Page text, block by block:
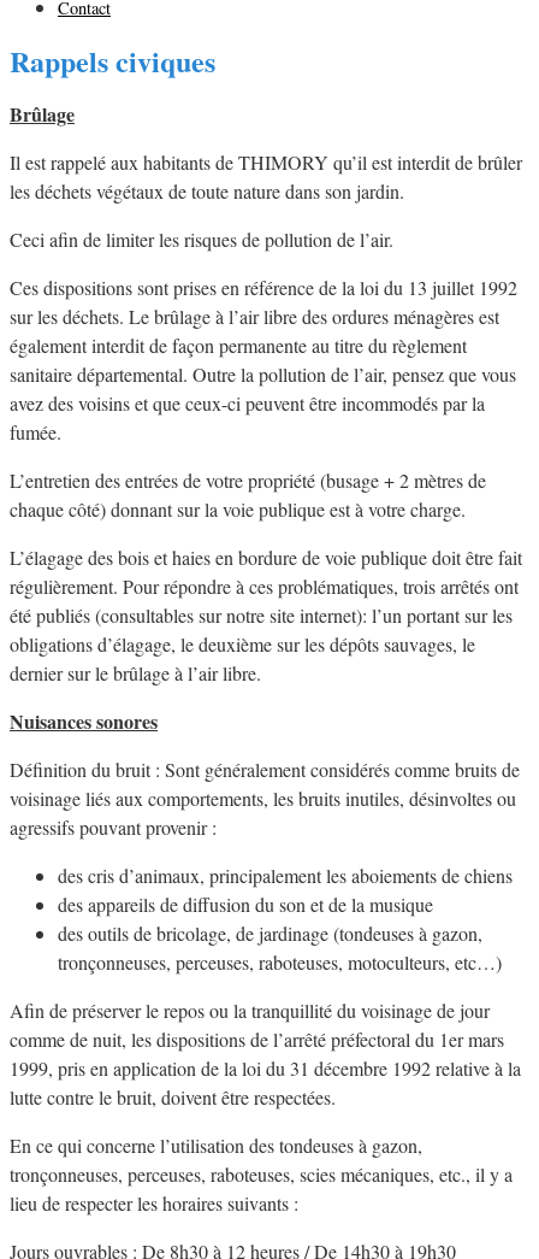
Contact
Rappels civiques
Brûlage
Il est rappelé aux habitants de THIMORY qu’il est interdit de brûler
les déchets végétaux de toute nature dans son jardin.
Ceci afin de limiter les risques de pollution de l’air.
Ces dispositions sont prises en référence de la loi du 13 juillet 1992
sur les déchets. Le brûlage à l’air libre des ordures ménagères est
également interdit de façon permanente au titre du règlement
sanitaire départemental. Outre la pollution de l’air, pensez que vous
avez des voisins et que ceux-ci peuvent être incommodés par la
fumée.
L’entretien des entrées de votre propriété (busage + 2 mètres de
chaque côté) donnant sur la voie publique est à votre charge.
L’élagage des bois et haies en bordure de voie publique doit être fait
régulièrement. Pour répondre à ces problématiques, trois arrêtés ont
été publiés (consultables sur notre site internet): l’un portant sur les
obligations d’élagage, le deuxième sur les dépôts sauvages, le
dernier sur le brûlage à l’air libre.
Nuisances sonores
Définition du bruit : Sont généralement considérés comme bruits de
voisinage liés aux comportements, les bruits inutiles, désinvoltes ou
agressifs pouvant provenir :
des cris d’animaux, principalement les aboiements de chiens
des appareils de diffusion du son et de la musique
des outils de bricolage, de jardinage (tondeuses à gazon,
tronçonneuses, perceuses, raboteuses, motoculteurs, etc…)
Afin de préserver le repos ou la tranquillité du voisinage de jour
comme de nuit, les dispositions de l’arrêté préfectoral du 1er mars
1999, pris en application de la loi du 31 décembre 1992 relative à la
lutte contre le bruit, doivent être respectées.
En ce qui concerne l’utilisation des tondeuses à gazon,
tronçonneuses, perceuses, raboteuses, scies mécaniques, etc., il y a
lieu de respecter les horaires suivants :
Jours ouvrables : De 8h30 à 12 heures / De 14h30 à 19h30